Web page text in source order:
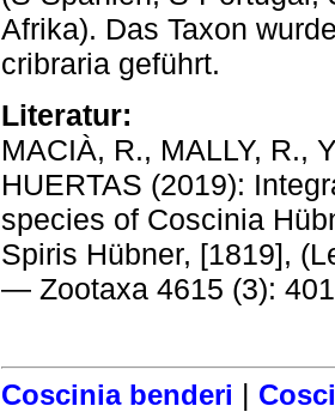
Afrika). Das Taxon
cribraria geführt.
Literatur:
MACIÀ, R., MALLY, R.,
HUERTAS (2019):
species of Coscinia
Spiris Hübner, [1819],
— Zootaxa 4615 (3):
Coscinia benderi |